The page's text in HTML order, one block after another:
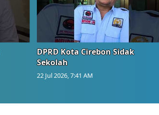
DPRD Kota Cirebon Sidak
Sekolah
22 Jul 2026, 7:41 AM